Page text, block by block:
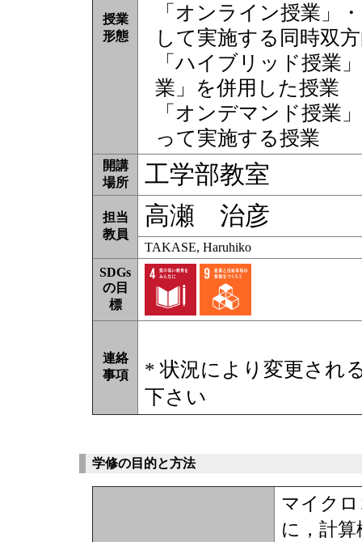
授業
形態
「オンライン授業」
して実施する同時双
「ハイブリッド授業
業」を併用した授業
「オンデマンド授業
って実施する授業
開講
場所
工学部教室
担当
教員
高瀬 治彦
TAKASE, Haruhiko
SDGs
の目
標
連絡
事項
* 状況により変更され
下さい
学修の目的と方法
マイク
に，計